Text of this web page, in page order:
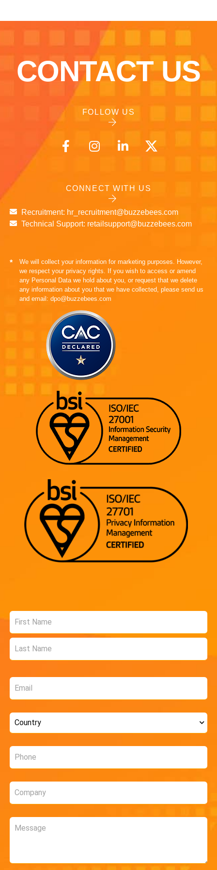
CONTACT US
FOLLOW US
CONNECT WITH US
Recruitment: hr_recruitment@buzzebees.com
Technical Support: retailsupport@buzzebees.com
*
We will collect your information for marketing purposes. However,
we respect your privacy rights. If you wish to access or amend
any Personal Data we hold about you, or request that we delete
any information about you that we have collected, please send us
and email: dpo@buzzebees.com
Name
Email
Country
Phone
Company
Message